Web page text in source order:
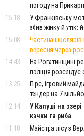
погоду на
15:18
У Франківську
збив жінку й утік:
15:08
Частина школярів
вересня через
14:43
На Рогатинщині
поліція
13:25
Пірс, ігровий
тендер на 7
12:14
У Калуші на
качки та риба
11:18
Майстра лісу з